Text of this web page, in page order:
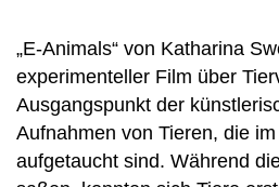
„E-Animals“ von Katharina
experimenteller Film über
Ausgangspunkt der
Aufnahmen von Tieren, die
aufgetaucht sind. Während